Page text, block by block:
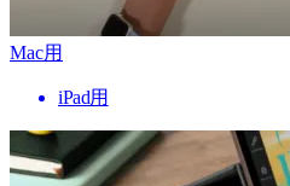
Mac用
iPad用